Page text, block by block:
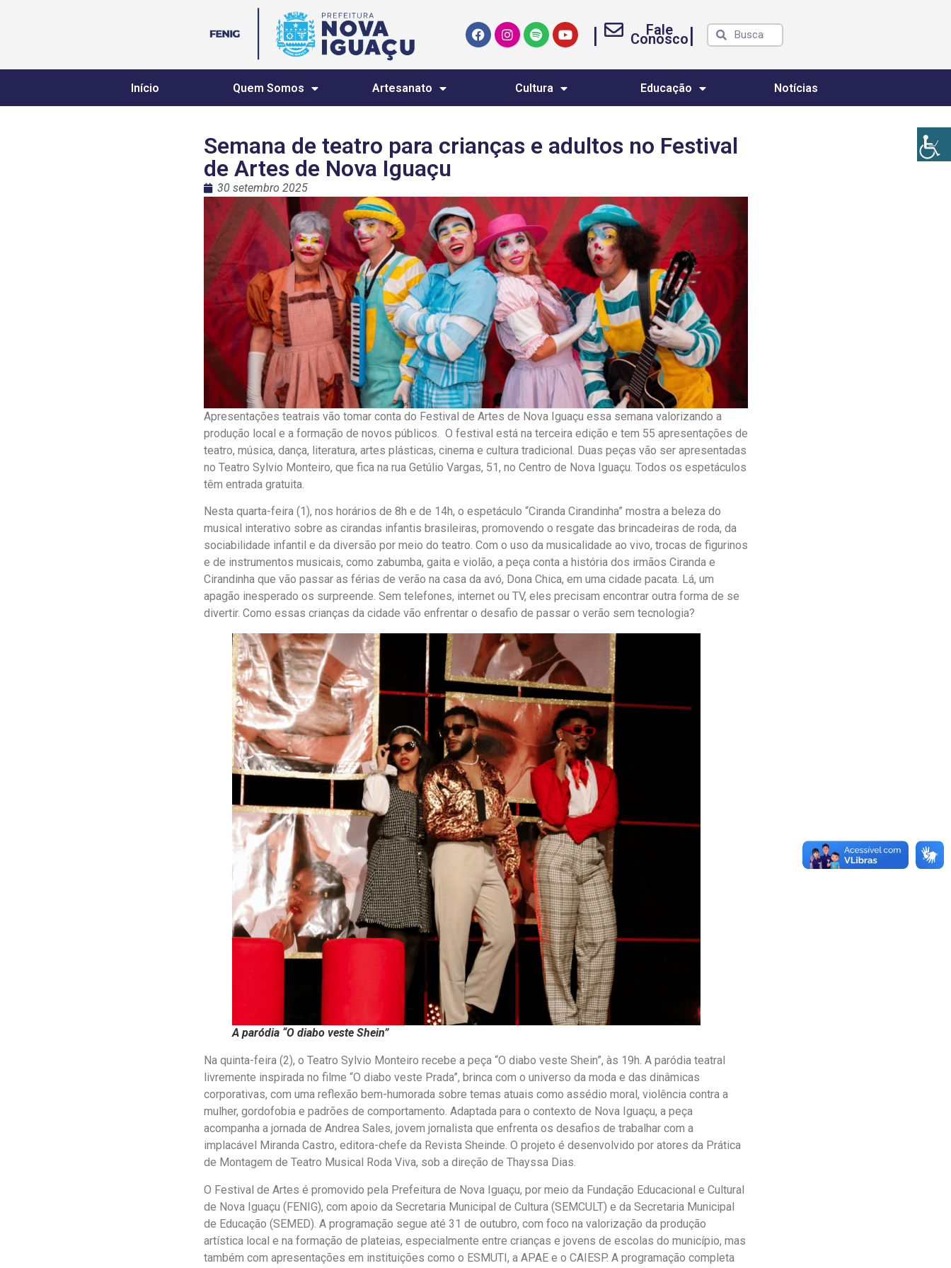
| Fale
Conosco|
Início Quem Somos Artesanato Cultura Educação Notícias
Semana de teatro para crianças e adultos no Festival
de Artes de Nova Iguaçu
30 setembro 2025
Apresentações teatrais vão tomar conta do Festival de Artes de Nova Iguaçu essa semana valorizando a
produção local e a formação de novos públicos. O festival está na terceira edição e tem 55 apresentações de
teatro, música, dança, literatura, artes plásticas, cinema e cultura tradicional. Duas peças vão ser apresentadas
no Teatro Sylvio Monteiro, que fica na rua Getúlio Vargas, 51, no Centro de Nova Iguaçu. Todos os espetáculos
têm entrada gratuita.
Nesta quarta-feira (1), nos horários de 8h e de 14h, o espetáculo “Ciranda Cirandinha” mostra a beleza do
musical interativo sobre as cirandas infantis brasileiras, promovendo o resgate das brincadeiras de roda, da
sociabilidade infantil e da diversão por meio do teatro. Com o uso da musicalidade ao vivo, trocas de figurinos
e de instrumentos musicais, como zabumba, gaita e violão, a peça conta a história dos irmãos Ciranda e
Cirandinha que vão passar as férias de verão na casa da avó, Dona Chica, em uma cidade pacata. Lá, um
apagão inesperado os surpreende. Sem telefones, internet ou TV, eles precisam encontrar outra forma de se
divertir. Como essas crianças da cidade vão enfrentar o desafio de passar o verão sem tecnologia?
A paródia “O diabo veste Shein”
Na quinta-feira (2), o Teatro Sylvio Monteiro recebe a peça “O diabo veste Shein”, às 19h. A paródia teatral
livremente inspirada no filme “O diabo veste Prada”, brinca com o universo da moda e das dinâmicas
corporativas, com uma reflexão bem-humorada sobre temas atuais como assédio moral, violência contra a
mulher, gordofobia e padrões de comportamento. Adaptada para o contexto de Nova Iguaçu, a peça
acompanha a jornada de Andrea Sales, jovem jornalista que enfrenta os desafios de trabalhar com a
implacável Miranda Castro, editora-chefe da Revista Sheinde. O projeto é desenvolvido por atores da Prática
de Montagem de Teatro Musical Roda Viva, sob a direção de Thayssa Dias.
O Festival de Artes é promovido pela Prefeitura de Nova Iguaçu, por meio da Fundação Educacional e Cultural
de Nova Iguaçu (FENIG), com apoio da Secretaria Municipal de Cultura (SEMCULT) e da Secretaria Municipal
de Educação (SEMED). A programação segue até 31 de outubro, com foco na valorização da produção
artística local e na formação de plateias, especialmente entre crianças e jovens de escolas do município, mas
também com apresentações em instituições como o ESMUTI, a APAE e o CAIESP. A programação completa